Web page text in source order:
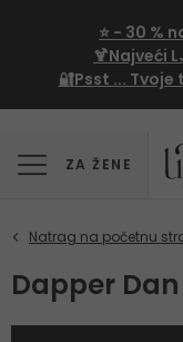
⭐ - 30 %
🍹Najveći
🔐Psst ...
ZA ŽENE
Dapper Dan